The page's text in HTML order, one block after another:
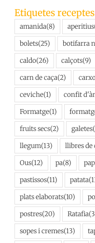
Etiquetes receptes
amanida(8) aperitius
bolets(25) botifarra
caldo(26) calçots(9)
carn de caça(2)
ceviche(1) confit
Formatge(1)
fruits secs(2) galetes
llegum(13) llibres de
Ous(12) pa(8)
pastissos(11) patata
plats elaborats(10)
postres(20) Ratafia
sopes i cremes(13)